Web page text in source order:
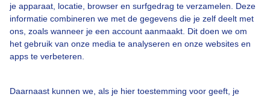
je apparaat, locatie, browser en surfgedrag te verzamelen. Deze
informatie combineren we met de gegevens die je zelf deelt met
ons, zoals wanneer je een account aanmaakt. Dit doen we om
het gebruik van onze media te analyseren en onze websites en
apps te verbeteren.
Daarnaast kunnen we, als je hier toestemming voor geeft, je